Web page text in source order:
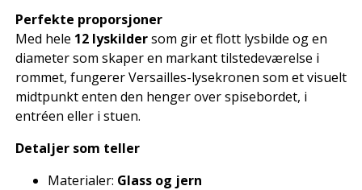
Perfekte proporsjoner
Med hele 12 lyskildersom gir et flott lysbilde og en
diameter som skaper en markant tilstedeværelse i
rommet, fungerer Versailles-lysekronen som et visuelt
midtpunkt enten den henger over spisebordet, i
entréen eller i stuen.
Detaljer som teller
Materialer: Glass og jern